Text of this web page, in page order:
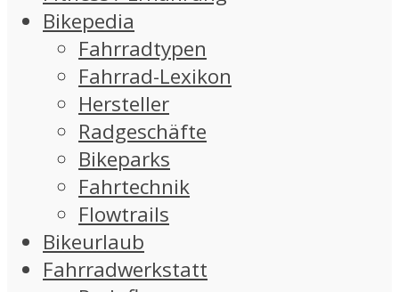
Bikepedia
Fahrradtypen
Fahrrad-Lexikon
Hersteller
Radgeschäfte
Bikeparks
Fahrtechnik
Flowtrails
Bikeurlaub
Fahrradwerkstatt